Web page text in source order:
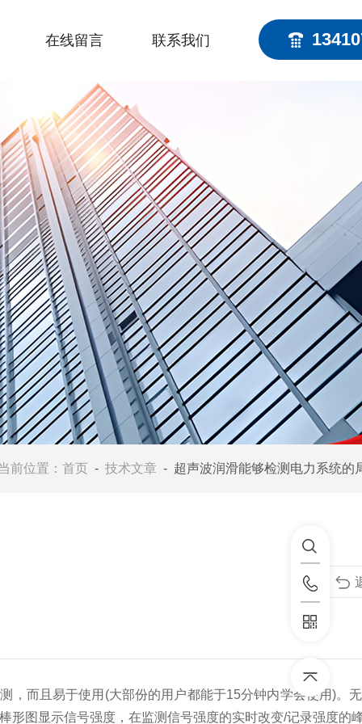
在线留言 联系我们
前位置： 首页 - 技术文章 - 超声波润滑能够检测电力系统的局
，而且易于使用(大部份的用户都能于15分钟内学会使用)。
形图显示信号强度，在监测信号强度的实时改变/记录强度的